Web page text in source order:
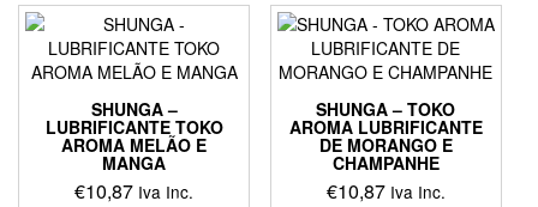
SHUNGA –
LUBRIFICANTE TOKO
AROMA MELÃO E
MANGA
€10,87 Iva Inc.
SHUNGA – TOKO
AROMA LUBRIFICANTE
DE MORANGO E
CHAMPANHE
€10,87 Iva Inc.